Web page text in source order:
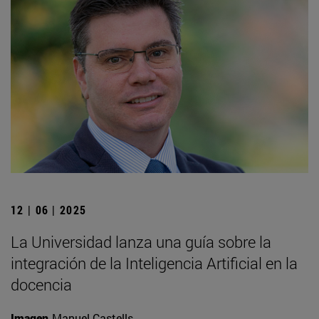
12 | 06 | 2025
La Universidad lanza una guía sobre la
integración de la Inteligencia Artificial en la
docencia